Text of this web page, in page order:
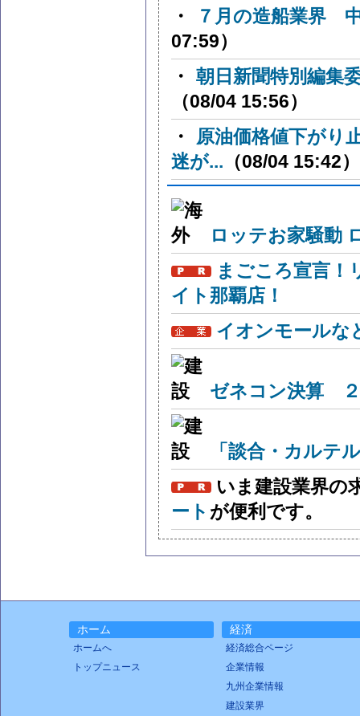
・
７月の造船業界
07:59）
・ 朝日新聞特別編集
（08/04 15:56）
・
原油価格値下がり
迷が... （08/04 15:42）
ロッテお家騒動
まごころ宣言！
イト那覇店！
イオンモールな
ゼネコン決算
「談合・カルテ
いま建設業界の
ート が便利です。
ホーム
ホームへ
トップニュース
経済
経済総合ページ
企業情報
九州企業情報
建設業界